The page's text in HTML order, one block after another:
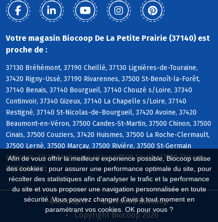
Afin de vous offrir la meilleure expérience possible, Biocoop utilise
des cookies : pour assurer une performance optimale du site, pour
récolter des statistiques afin d'analyser le trafic et la performance
du site et vous proposer une navigation personnalisée en toute
sécurité. Vous pouvez changer d'avis à tout moment en
paramétrant vos cookies. OK pour vous ?
Votre magasin Biocoop De La Petite Prairie (37140) est
proche de :
37130 Bréhémont, 37190 Cheillé, 37130 Lignières-de-Touraine,
37420 Rigny-Ussé, 37190 Rivarennes, 37500 St-Benoît-la-Forêt,
37140 Benais, 37140 Bourgueil, 37140 Chouzé s/Loire, 37340
Continvoir, 37340 Gizeux, 37140 La Chapelle s/Loire, 37140
Restigné, 37140 St-Nicolas-de-Bourgueil, 37420 Avoine, 37420
Beaumont-en-Véron, 37500 Candes-St-Martin, 37500 Chinon, 37500
Cinais, 37500 Couziers, 37420 Huismes, 37500 La Roche-Clermault,
37500 Lerné, 37500 Marçay, 37500 Rivière, 37500 St-Germain
s/Vienne, 37420 Savigny-en-Véron, 37500 Seuilly, 37500 Thizay,
37500 Anché
Biocoop.fr
Le réseau Biocoop
Copyright Biocoop 2026